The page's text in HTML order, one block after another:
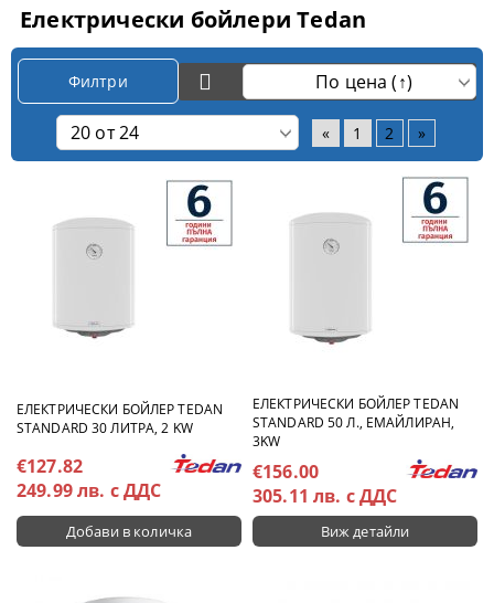
Електрически бойлери Tedan
Филтри
« 1 2 »
ЕЛЕКТРИЧЕСКИ БОЙЛЕР TEDAN
STANDARD 30 ЛИТРА, 2 KW
€127.82
249.99 лв. с ДДС
ЕЛЕКТРИЧЕСКИ БОЙЛЕР TEDAN
STANDARD 50 Л., ЕМАЙЛИРАН,
3KW
€156.00
305.11 лв. с ДДС
Виж детайли